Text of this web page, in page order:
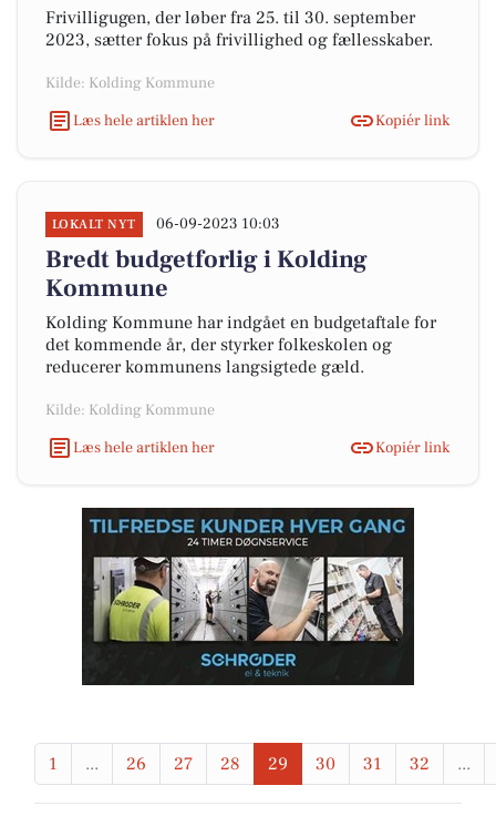
Frivilligugen, der løber fra 25. til 30. september
2023, sætter fokus på frivillighed og fællesskaber.
Kilde: Kolding Kommune
Læs hele artiklen her
Kopiér link
LOKALT NYT 06-09-2023 10:03
Bredt budgetforlig i Kolding
Kommune
Kolding Kommune har indgået en budgetaftale for
det kommende år, der styrker folkeskolen og
reducerer kommunens langsigtede gæld.
Kilde: Kolding Kommune
Læs hele artiklen her
Kopiér link
1 ... 26 27 28 29 30 31 32 ...